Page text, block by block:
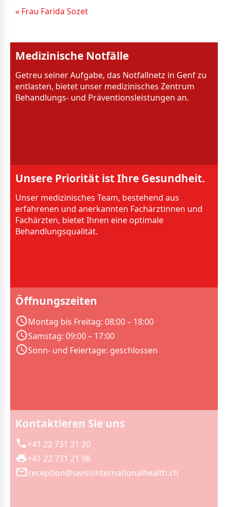
« Frau Farida Sozet
Medizinische Notfälle
Getreu seiner Aufgabe, das Notfallnetz in Genf zu
entlasten, bietet unser medizinisches Zentrum
Behandlungs- und Präventionsleistungen an.
Unsere Priorität ist Ihre Gesundheit.
Unser medizinisches Team, bestehend aus
erfahrenen und anerkannten Fachärztinnen und
Fachärzten, bietet Ihnen eine optimale
Behandlungsqualität.
Öffnungszeiten
Montag bis Freitag: 08:00 – 18:00
Samstag: 09:00 – 17:00
Sonn- und Feiertage: geschlossen
Kontaktieren Sie uns
+41 22 731 21 20
+41 22 731 21 98
reception@swissinternationalhealth.ch